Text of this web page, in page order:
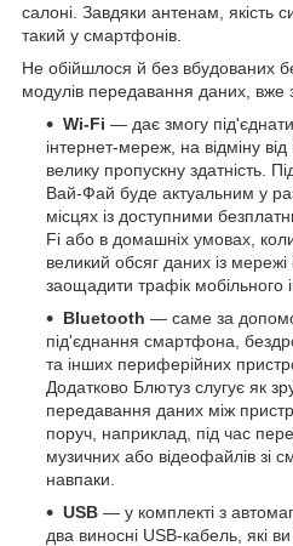
салоні. Завдяки антенам, якість
такий у смартфонів.
Не обійшлося й без вбудованих
модулів передавання даних, вже
Wi-Fi — дає змогу
інтернет-мереж, на відміну
велику пропускну здатність.
Вай-Фай буде актуальним у
місцях із доступними
Fi або в домашніх умовах,
великий обсяг даних із
заощадити трафік мобільного
Bluetooth — саме за
під'єднання смартфона,
та інших периферійних
Додатково Блютуз слугує як
передавання даних між
поруч, наприклад, під час
музичних або відеофайлів зі
навпаки.
USB — у комплекті з
два виносні USB-кабель, які